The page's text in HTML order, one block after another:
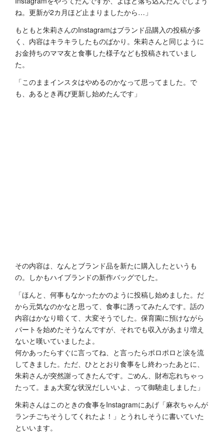
ね。更新が2カ月ほど止まりましたから…」
もともと朱莉さんのInstagramはブランド品購入の投稿が多
く、内容はキラキラしたものばかり。朱莉さんと同じように
お金持ちのママ友と食事した様子なども投稿されていまし
た。
「このままインスタはやめるのかなって思ってました。で
も、あるとき再び更新し始めたんです」
その内容は、なんとブランド品を新たに購入したというも
の。しかもハイブランドの新作バッグでした。
「ほんと、何事もなかったかのように投稿し始めました。だ
から元気なのかなと思って、食事に誘ってみたんです。話の
内容はかなり暗くて、大変そうでした。保育園に預けながら
パートを始めたそうなんですが、それでも収入があまり増え
ないと嘆いていましたよ。
何かあったらすぐに言ってね、と言ったらポロポロと涙を流
してきました。ただ、ひととおり食事をし終わったあとに、
朱莉さんが突然謝ってきたんです。ごめん、財布忘れちゃっ
たって。まぁ大変な状況だしいいよ、って御馳走しました」
朱莉さんはこのときの食事をInstagramにあげ「麻衣ちゃんが
ランチごちそうしてくれたよ！」とうれしそうに書いていた
といいます。